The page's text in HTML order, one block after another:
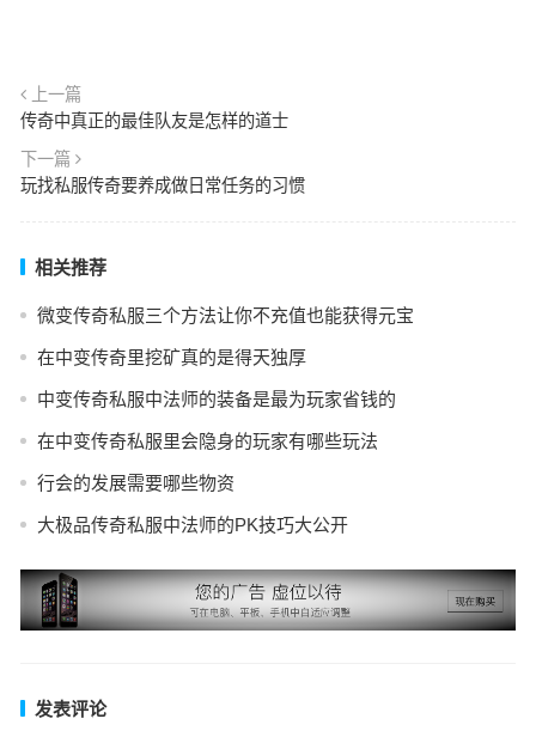
上一篇
传奇中真正的最佳队友是怎样的道士
下一篇
玩找私服传奇要养成做日常任务的习惯
相关推荐
微变传奇私服三个方法让你不充值也能获得元宝
在中变传奇里挖矿真的是得天独厚
中变传奇私服中法师的装备是最为玩家省钱的
在中变传奇私服里会隐身的玩家有哪些玩法
行会的发展需要哪些物资
大极品传奇私服中法师的PK技巧大公开
发表评论